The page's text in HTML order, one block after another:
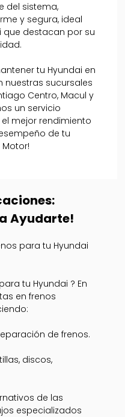
del sistema,
y segura, ideal
que destacan por su
tu Hyundai en
nuestras sucursales
Centro, Macul y
un servicio
mejor rendimiento
de tu
Ayudarte!
para tu Hyundai
tu Hyundai ? En
en frenos
de frenos.
discos,
de las
especializados